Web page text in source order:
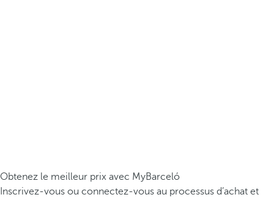
Obtenez le meilleur prix avec MyBarceló
Inscrivez-vous ou connectez-vous au processus d’achat et